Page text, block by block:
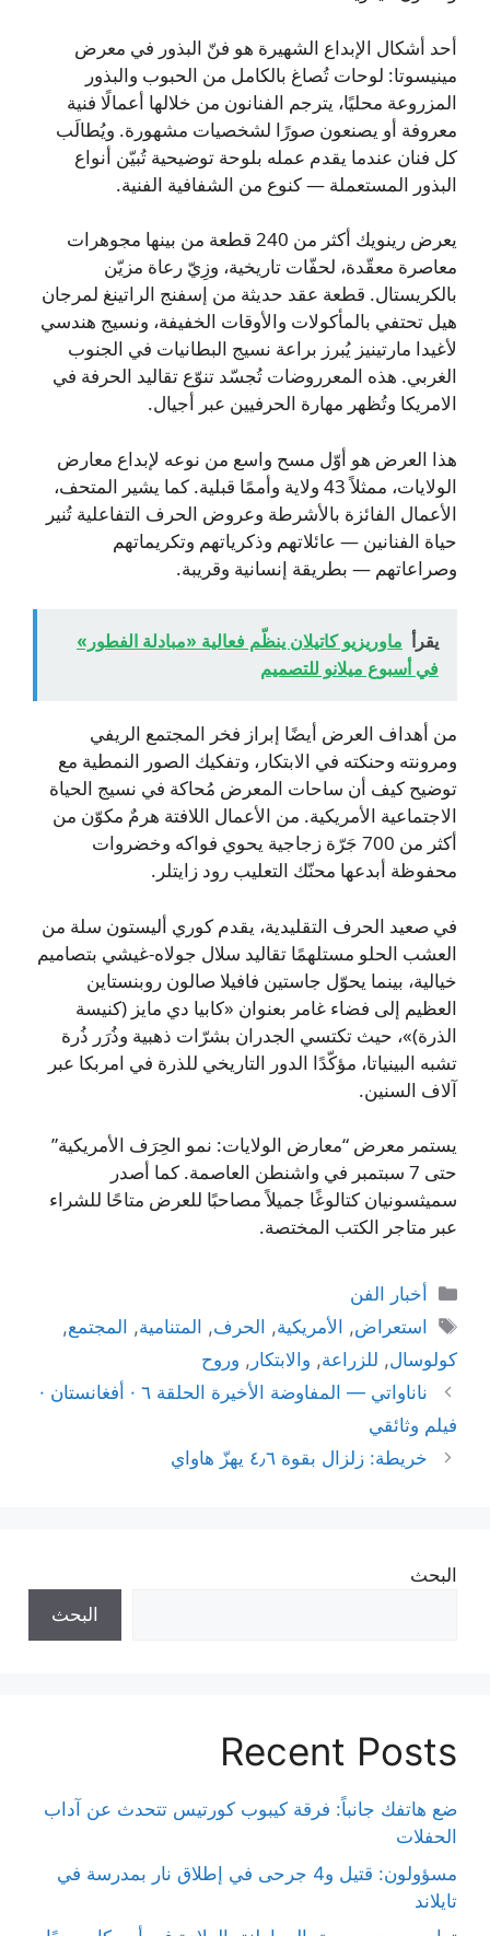
أحد أشكال الإبداع الشهيرة هو فنّ البذور في معرض
مينيسوتا: لوحات تُصاغ بالكامل من الحبوب والبذور
المزروعة محليًا، يترجم الفنانون من خلالها أعمالًا فنية
معروفة أو يصنعون صورًا لشخصيات مشهورة. ويُطالَب
كل فنان عندما يقدم عمله بلوحة توضيحية تُبيّن أنواع
البذور المستعملة — كنوع من الشفافية الفنية.
يعرض رينويك أكثر من 240 قطعة من بينها مجوهرات
معاصرة معقّدة، لحفّات تاريخية، وزِيّ رعاة مزيّن
بالكريستال. قطعة عقد حديثة من إسفنج الراتينغ لمرجان
هيل تحتفي بالمأكولات والأوقات الخفيفة، ونسيج هندسي
لأغيدا مارتينيز يُبرز براعة نسيج البطانيات في الجنوب
الغربي. هذه المعرروضات تُجسّد تنوّع تقاليد الحرفة في
الامريكا وتُظهر مهارة الحرفيين عبر أجيال.
هذا العرض هو أوّل مسح واسع من نوعه لإبداع معارض
الولايات، ممثلاً 43 ولاية وأممًا قبلية. كما يشير المتحف،
الأعمال الفائزة بالأشرطة وعروض الحرف التفاعلية تُنير
حياة الفنانين — عائلاتهم وذكرياتهم وتكريماتهم
وصراعاتهم — بطريقة إنسانية وقريبة.
يقرأ ماوريزيو كاتيلان ينظّم فعالية «مبادلة الفطور»
في أسبوع ميلانو للتصميم
من أهداف العرض أيضًا إبراز فخر المجتمع الريفي
ومرونته وحنكته في الابتكار، وتفكيك الصور النمطية مع
توضيح كيف أن ساحات المعرض مُحاكة في نسيج الحياة
الاجتماعية الأمريكية. من الأعمال اللافتة هرمٌ مكوّن من
أكثر من 700 جَرّة زجاجية يحوي فواكه وخضروات
محفوظة أبدعها محنّك التعليب رود زايتلر.
في صعيد الحرف التقليدية، يقدم كوري أليستون سلة من
العشب الحلو مستلهمًا تقاليد سلال جولاه-غيشي بتصاميم
خيالية، بينما يحوّل جاستين فافيلا صالون روبنستاين
العظيم إلى فضاء غامر بعنوان «كابيا دي مايز (كنيسة
الذرة)»، حيث تكتسي الجدران بشرّات ذهبية وذُرَر ذُرة
تشبه البينياتا، مؤكّدًا الدور التاريخي للذرة في امربكا عبر
آلاف السنين.
يستمر معرض “معارض الولايات: نمو الحِرَف الأمريكية”
حتى 7 سبتمبر في واشنطن العاصمة. كما أصدر
سميثسونيان كتالوغًا جميلاً مصاحبًا للعرض متاحًا للشراء
عبر متاجر الكتب المختصة.
التصنيفات
أخبار الفن
الوسوم
استعراض, الأمريكية, الحرف, المتنامية, المجتمع,
كولوسال, للزراعة, والابتكار , وروح
ناناواتي — المفاوضة الأخيرة الحلقة ٦ · أفغانستان ·
فيلم وثائقي
خريطة: زلزال بقوة ٤٫٦ يهزّ هاواي
البحث
البحث
Recent Posts
ضع هاتفك جانباً: فرقة كيبوب كورتيس تتحدث عن آداب
الحفلات
مسؤولون: قتيل و4 جرحى في إطلاق نار بمدرسة في
تايلاند